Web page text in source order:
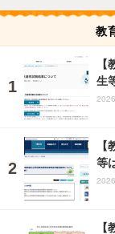
教
生
等
【